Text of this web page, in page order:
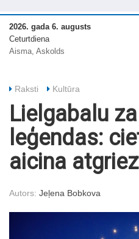
2026. gada 6. augusts
Ceturtdiena
Aisma, Askolds
Raksti Kultūra
Lielgabalu
leģendas:
aicina
Autors: Jeļena Bobkova